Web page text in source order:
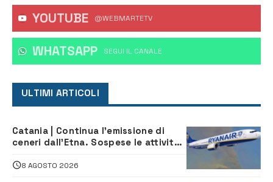
YOUTUBE @WEBMARTETV
WHATSAPP ‎SEGUI IL CANALE
ULTIMI ARTICOLI
Catania | Continua l’emissione di
ceneri dall’Etna. Sospese le attività
8 AGOSTO 2026